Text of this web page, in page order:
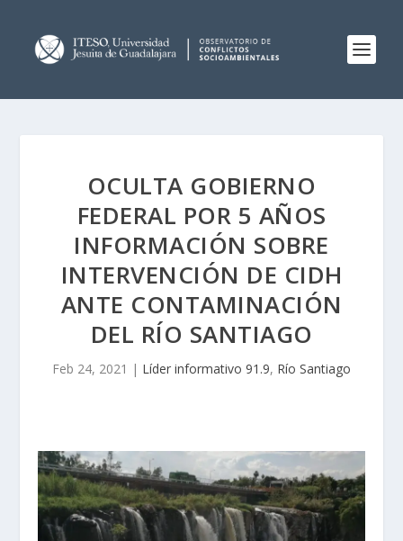
OCULTA GOBIERNO
FEDERAL POR 5 AÑOS
INFORMACIÓN SOBRE
INTERVENCIÓN DE CIDH
ANTE CONTAMINACIÓN
DEL RÍO SANTIAGO
Feb 24, 2021 | Líder informativo 91.9, Río Santiago